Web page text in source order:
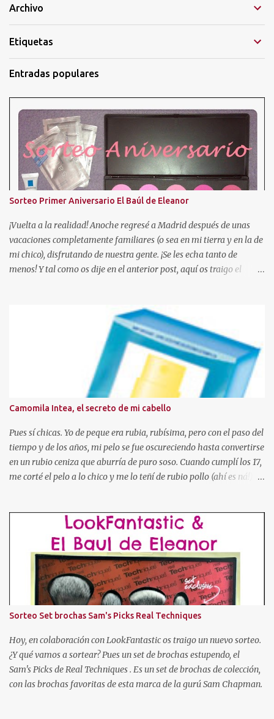
Archivo
Etiquetas
Entradas populares
Sorteo Primer Aniversario El Baúl de Eleanor
¡Vuelta a la realidad! Anoche regresé a Madrid después de unas
vacaciones completamente familiares (o sea en mi tierra y en la de
mi chico), disfrutando de nuestra gente. ¡Se les echa tanto de
menos! Y tal como os dije en el anterior post, aquí os traigo el
coloretes de Beauties Factory, junto con las muestras que podeis
ver en la foto. Hasta el 04 de Mayo Para participar sólo tendreis
que seguir estas reglas: - Ser o hacerse seguidora a traves de GFC
de este blog, con el PERFIL VISIBLE. (Ojo, no se admitirán blogs
que sean para sorteos) - Residir en España . - Escribir un
comentario en este post con los siguientes datos (debeis copiar la
plantilla): 1. Nombre de seguidora en el blog. 2. Mail de contacto.
3. Ciudad de residencia. 4. Publico la foto en el lateral de mi blog? Si
o No, link a vuestro blog y fecha de p...
Camomila Intea, el secreto de mi cabello
Pues sí chicas. Yo de peque era rubia, rubísima, pero con el paso del
tiempo y de los años, mi pelo se fue oscureciendo hasta convertirse
en un rubio ceniza que aburría de puro soso. Cuando cumplí los 17,
me corté el pelo a lo chico y me lo teñí de rubio pollo (ahí es ná!).
rosa, verde, etc). Tuve el pelo naranja dorito, pelirrojo, granate,
marrón chocolate, con mechas de tres colores, con las puntas más
oscuras, con las puntas más claras, negro... Hasta que cansada de
experimentar y jugar con mi pelo, decidí volver a dejármelo crecer
y dejarlo de "su color". Pero como ya os he dicho al principio, mi
color de pelo es SOSO, así que algo había que hacer. Entonces
descubrí un producto que se llamaba "Cristal Soleil" de Garnier.
Cristal Soleil de Garnier Empecé a usarlo, y poco a poco fue
aclarándome el cabello. Pero hace unos años dejé de en...
Sorteo Set brochas Sam's Picks Real Techniques
Hoy, en colaboración con LookFantastic os traigo un nuevo sorteo.
¿Y qué vamos a sortear? Pues un set de brochas estupendo, el
Sam's Picks de Real Techniques . Es un set de brochas de colección,
con las brochas favoritas de esta marca de la gurú Sam Chapman.